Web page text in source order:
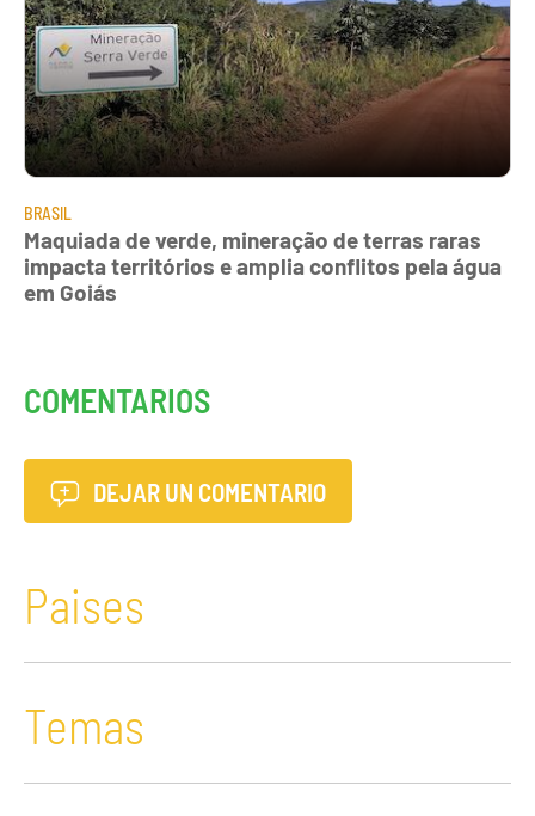
BRASIL
Maquiada de verde, mineração de terras raras
impacta territórios e amplia conflitos pela água
em Goiás
COMENTARIOS
DEJAR UN COMENTARIO
Paises
Temas